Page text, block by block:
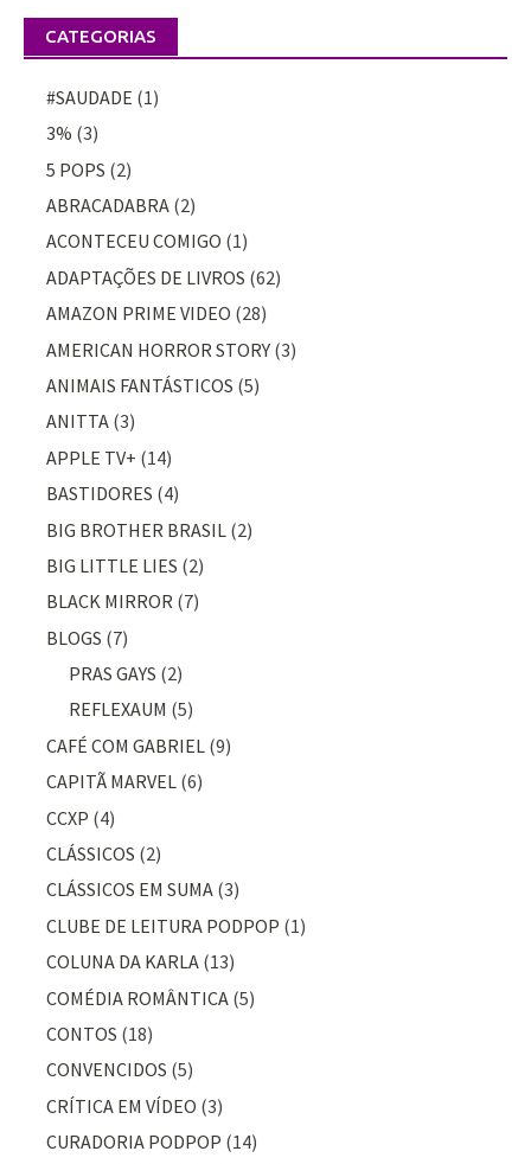
CATEGORIAS
#SAUDADE (1)
3% (3)
5 POPS (2)
ABRACADABRA (2)
ACONTECEU COMIGO (1)
ADAPTAÇÕES DE LIVROS (62)
AMAZON PRIME VIDEO (28)
AMERICAN HORROR STORY (3)
ANIMAIS FANTÁSTICOS (5)
ANITTA (3)
APPLE TV+ (14)
BASTIDORES (4)
BIG BROTHER BRASIL (2)
BIG LITTLE LIES (2)
BLACK MIRROR (7)
BLOGS (7)
PRAS GAYS (2)
REFLEXAUM (5)
CAFÉ COM GABRIEL (9)
CAPITÃ MARVEL (6)
CCXP (4)
CLÁSSICOS (2)
CLÁSSICOS EM SUMA (3)
CLUBE DE LEITURA PODPOP (1)
COLUNA DA KARLA (13)
COMÉDIA ROMÂNTICA (5)
CONTOS (18)
CONVENCIDOS (5)
CRÍTICA EM VÍDEO (3)
CURADORIA PODPOP (14)